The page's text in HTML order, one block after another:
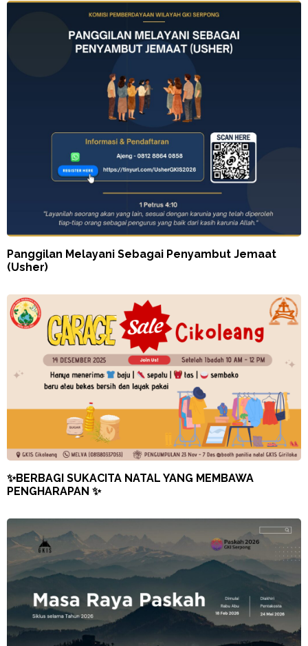
Panggilan Melayani Sebagai Penyambut Jemaat
(Usher)
✨BERBAGI SUKACITA NATAL YANG MEMBAWA
PENGHARAPAN ✨